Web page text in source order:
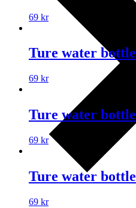
69 kr
Ture water bottle
69 kr
Ture water bottle
69 kr
Ture water bottle
69 kr